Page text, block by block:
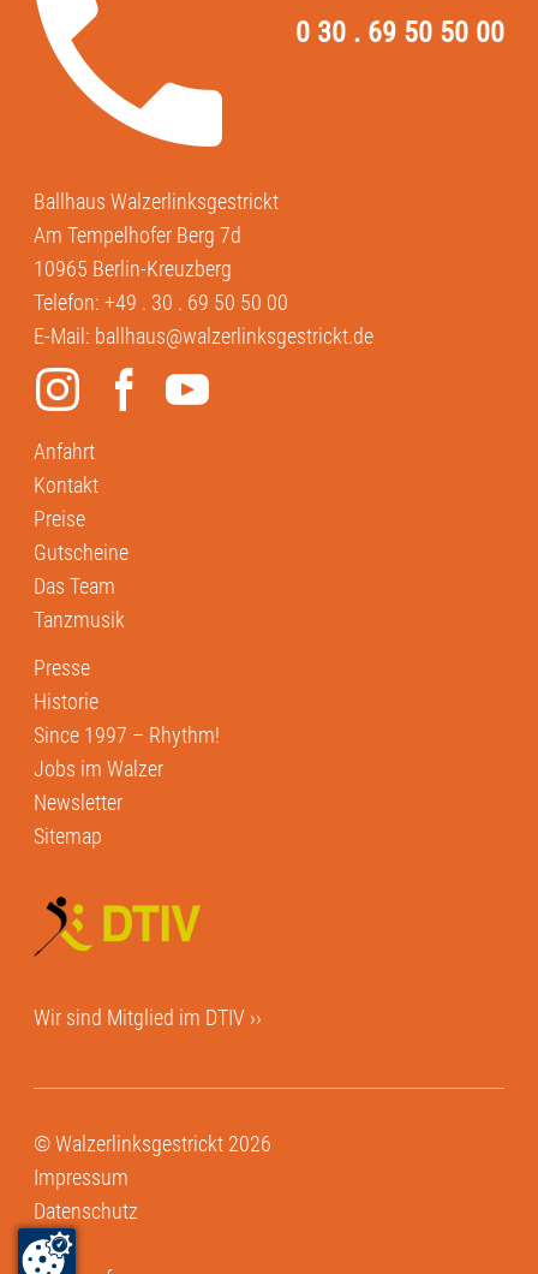
0 30 . 69 50 50 00
Ballhaus Walzerlinksgestrickt
Am Tempelhofer Berg 7d
10965 Berlin-Kreuzberg
Telefon:+49 . 30 . 69 50 50 00
E-Mail: ballhaus@walzerlinksgestrickt.de
Anfahrt
Kontakt
Preise
Gutscheine
Das Team
Tanzmusik
Presse
Historie
Since 1997 – Rhythm!
Jobs im Walzer
Newsletter
Sitemap
Wir sind Mitglied im DTIV ››
© Walzerlinksgestrickt 2026
Impressum
Datenschutz
AGB